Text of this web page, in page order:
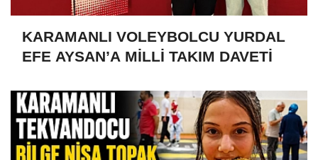
KARAMANLI VOLEYBOLCU YURDAL
EFE AYSAN’A MİLLİ TAKIM DAVETİ